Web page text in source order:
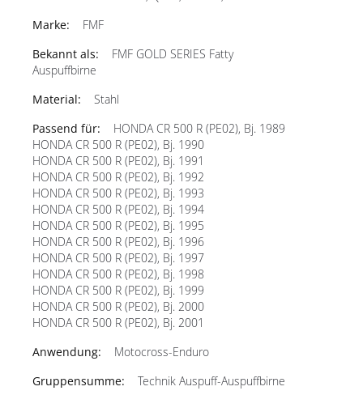
FMF
FMF GOLD SERIES Fatty
Auspuffbirne
Stahl
HONDA CR 500 R (PE02), Bj. 1989
HONDA CR 500 R (PE02), Bj. 1990
HONDA CR 500 R (PE02), Bj. 1991
HONDA CR 500 R (PE02), Bj. 1992
HONDA CR 500 R (PE02), Bj. 1993
HONDA CR 500 R (PE02), Bj. 1994
HONDA CR 500 R (PE02), Bj. 1995
HONDA CR 500 R (PE02), Bj. 1996
HONDA CR 500 R (PE02), Bj. 1997
HONDA CR 500 R (PE02), Bj. 1998
HONDA CR 500 R (PE02), Bj. 1999
HONDA CR 500 R (PE02), Bj. 2000
HONDA CR 500 R (PE02), Bj. 2001
Motocross-Enduro
Technik Auspuff-Auspuffbirne